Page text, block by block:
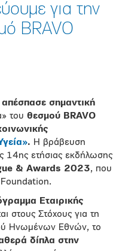
για την
BRAVO
σημαντική
του θεσμού BRAVO
. Η βράβευση
14ης ετήσιας εκδήλωσης
& Awards 2023, που
Εταιρικής
στους Στόχους για τη
Ηνωμένων Εθνών, το
δίπλα στην